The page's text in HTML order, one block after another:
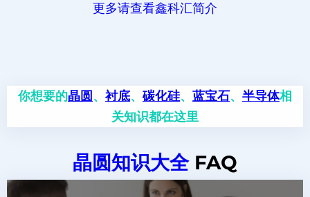
更多请查看鑫科汇简介
你想要的晶圆 、衬底、 碳化硅、 蓝宝石、 半导体相
关知识都在这里
晶圆知识大全FAQ